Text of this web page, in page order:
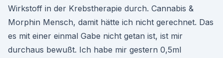
Wirkstoff in der Krebstherapie durch. Cannabis &
Morphin Mensch, damit hätte ich nicht gerechnet. Das
es mit einer einmal Gabe nicht getan ist, ist mir
durchaus bewußt. Ich habe mir gestern 0,5ml